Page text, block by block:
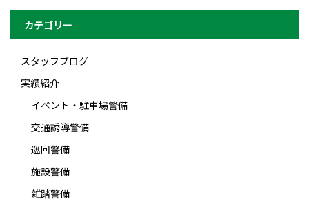
カテゴリー
スタッフブログ
実績紹介
イベント・駐車場警備
交通誘導警備
巡回警備
施設警備
雑踏警備